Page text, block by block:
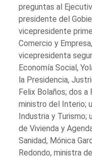
preguntas al
presidente del
vicepresidente
Comercio y
vicepresidenta
Economía Social,
la Presidencia,
Felix Bolaños; dos a
ministro del Interio;
Industria y Turismo;
de Vivienda y
Sanidad, Mónica
Redondo, ministra